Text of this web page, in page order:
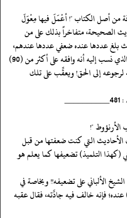
من أصل الكتاب "! أعْمَلَ فيها مِعْوَلَ
الصحيحة، متفاخراً بذلك على من
بلغ عددها عنده ضعفي عددها عندهم،
ومنهم شيخه شعيب الأرنؤوط، الذي نسب إليه أنه وافقه على أكثر من (90)
إلى الحق! ويعقِّب على تلك
الأرنؤوط "!
التي كنت ضعفتها من قبل
مني (كهذا التلميذ) تضعيفها كما يعلم هو
الألباني على تضعيفه!! وبخاصة في
حديث ابن عباس رقم (30) عنده؛ فإنه خالف فيه جادَّته، فقال عقبه